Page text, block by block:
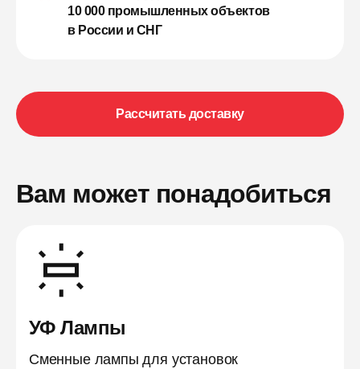
10 000 промышленных объектов
в России и СНГ
Рассчитать доставку
Вам может понадобиться
УФ Лампы
Сменные лампы для установок